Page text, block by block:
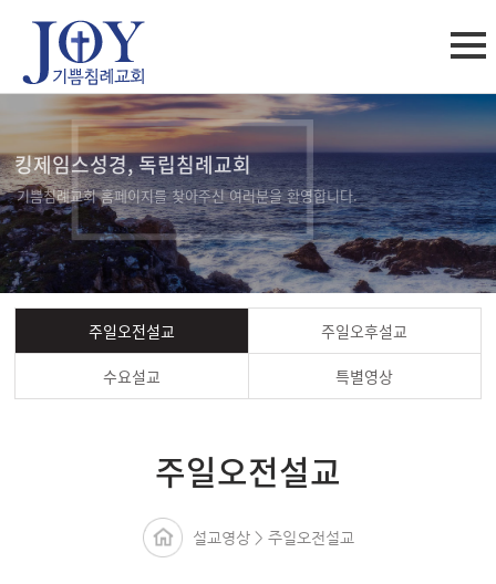
킹제임스성경, 독립침례교회
기쁨침례교회 홈페이지를 찾아주신 여러분을 환영합니다.
주일오전설교 주일오후설교
수요설교 특별영상
주일오전설교
설교영상 > 주일오전설교